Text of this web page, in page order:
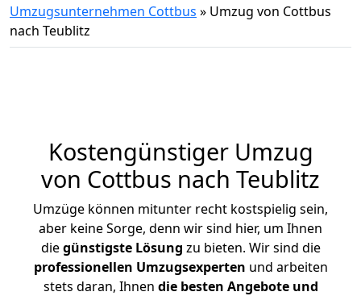
Umzugsunternehmen Cottbus » Umzug von Cottbus
nach Teublitz
Kostengünstiger Umzug
von Cottbus nach Teublitz
Umzüge können mitunter recht kostspielig sein,
aber keine Sorge, denn wir sind hier, um Ihnen
diegünstigste Lösung zu bieten. Wir sind die
professionellen Umzugsexperten und arbeiten
stets daran, Ihnen die besten Angebote und